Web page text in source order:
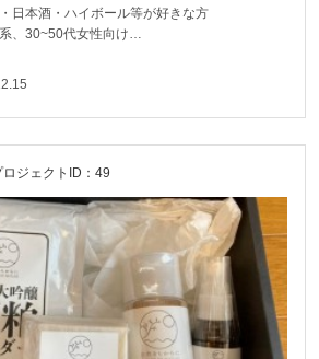
方を募集いたします。
日本酒・ハイボール等が好きな方
、30~50代女性向け
フォロワー数1,000人以上
ロジェクトID：49